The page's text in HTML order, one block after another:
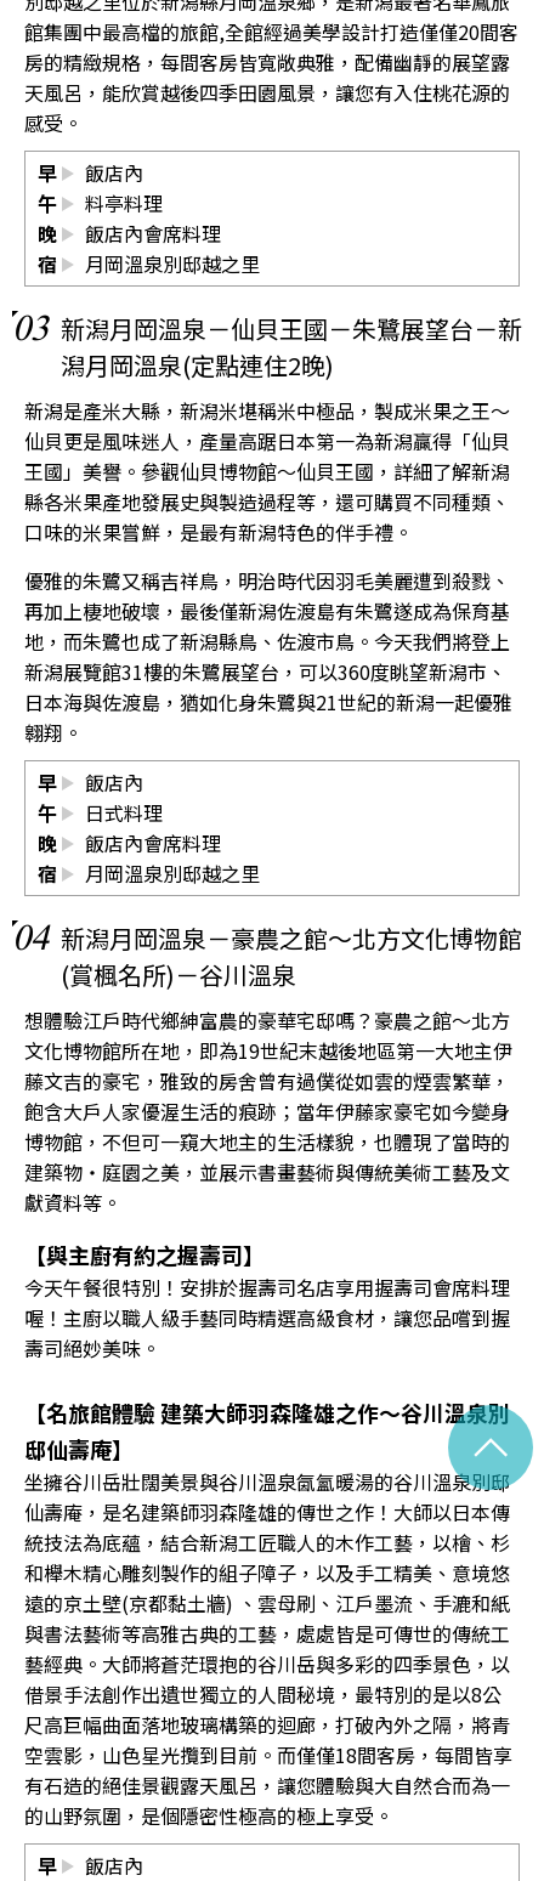
館集團中最高檔的旅館,全館經過美學設計打造僅僅20間客
房的精緻規格，每間客房皆寬敞典雅，配備幽靜的展望露
天風呂，能欣賞越後四季田園風景，讓您有入住桃花源的
感受。
早
飯店內
午
料亭料理
晚
飯店內會席料理
宿
月岡溫泉別邸越之里
03 新潟月岡溫泉－仙貝王國－朱鷺展望台－新
潟月岡溫泉(定點連住2晚)
新潟是產米大縣，新潟米堪稱米中極品，製成米果之王〜
仙貝更是風味迷人，產量高踞日本第一為新潟贏得「仙貝
王國」美譽。參觀仙貝博物館〜仙貝王國，詳細了解新潟
縣各米果產地發展史與製造過程等，還可購買不同種類、
口味的米果嘗鮮，是最有新潟特色的伴手禮。
優雅的朱鷺又稱吉祥鳥，明治時代因羽毛美麗遭到殺戮、
再加上棲地破壞，最後僅新潟佐渡島有朱鷺遂成為保育基
地，而朱鷺也成了新潟縣鳥、佐渡市鳥。今天我們將登上
新潟展覽館31樓的朱鷺展望台，可以360度眺望新潟市、
日本海與佐渡島，猶如化身朱鷺與21世紀的新潟一起優雅
翱翔。
早
飯店內
午
日式料理
晚
飯店內會席料理
宿
月岡溫泉別邸越之里
04 新潟月岡溫泉－豪農之館〜北方文化博物館
(賞楓名所)－谷川溫泉
想體驗江戶時代鄉紳富農的豪華宅邸嗎？豪農之館〜北方
文化博物館所在地，即為19世紀末越後地區第一大地主伊
藤文吉的豪宅，雅致的房舍曾有過僕從如雲的煙雲繁華，
飽含大戶人家優渥生活的痕跡；當年伊藤家豪宅如今變身
博物館，不但可一窺大地主的生活樣貌，也體現了當時的
建築物・庭園之美，並展示書畫藝術與傳統美術工藝及文
獻資料等。
【與主廚有約之握壽司】
今天午餐很特別！安排於握壽司名店享用握壽司會席料理
喔！主廚以職人級手藝同時精選高級食材，讓您品嚐到握
壽司絕妙美味。
【名旅館體驗 建築大師羽森隆雄之作〜谷川溫泉別
邸仙壽庵】
坐擁谷川岳壯闊美景與谷川溫泉氤氳暖湯的谷川溫泉別邸
仙壽庵，是名建築師羽森隆雄的傳世之作！大師以日本傳
統技法為底蘊，結合新潟工匠職人的木作工藝，以檜、杉
和櫸木精心雕刻製作的組子障子，以及手工精美、意境悠
遠的京土壁(京都黏土牆) 、雲母刷、江戶墨流、手漉和紙
與書法藝術等高雅古典的工藝，處處皆是可傳世的傳統工
藝經典。大師將蒼茫環抱的谷川岳與多彩的四季景色，以
借景手法創作出遺世獨立的人間秘境，最特別的是以8公
尺高巨幅曲面落地玻璃構築的迴廊，打破內外之隔，將青
空雲影，山色星光攬到目前。而僅僅18間客房，每間皆享
有石造的絕佳景觀露天風呂，讓您體驗與大自然合而為一
的山野氛圍，是個隱密性極高的極上享受。
早
飯店內
^